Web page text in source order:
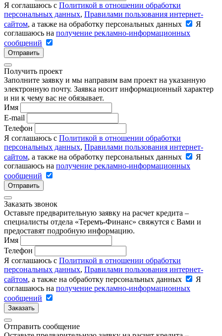
Я соглашаюсь с Политикой в отношении обработки
персональных данных, Правилами пользования интернет-
сайтом, а также на обработку персональных данных
Я
соглашаюсь на получение рекламно-информационных
сообщений
Отправить
Получить проект
Заполните заявку и мы направим вам проект на указанную
электронную почту. Заявка носит информационный характер
и ни к чему вас не обязывает.
Имя
E-mail
Телефон
Я соглашаюсь с Политикой в отношении обработки
персональных данных, Правилами пользования интернет-
сайтом, а также на обработку персональных данных
Я
соглашаюсь на получение рекламно-информационных
сообщений
Отправить
Заказать звонок
Оставьте предварительную заявку на расчет кредита –
специалисты отдела «Теремъ-Финанс» свяжутся с Вами и
предоставят подробную информацию.
Имя
Телефон
Я соглашаюсь с Политикой в отношении обработки
персональных данных, Правилами пользования интернет-
сайтом, а также на обработку персональных данных
Я
соглашаюсь на получение рекламно-информационных
сообщений
Заказать
Отправить сообщение